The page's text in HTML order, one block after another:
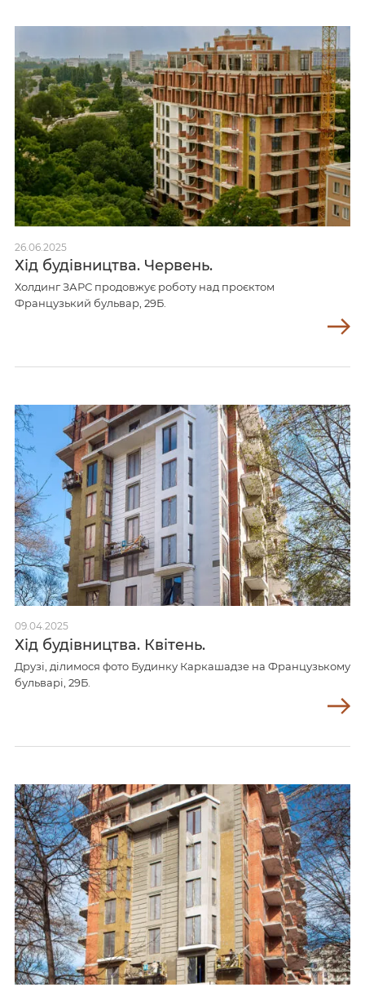
26.06.2025
Хід будівництва. Червень.
Холдинг ЗАРС продовжує роботу над проєктом
Французький бульвар, 29Б.
09.04.2025
Хід будівництва. Квітень.
Друзі, ділимося фото Будинку Каркашадзе на Французькому
бульварі, 29Б.